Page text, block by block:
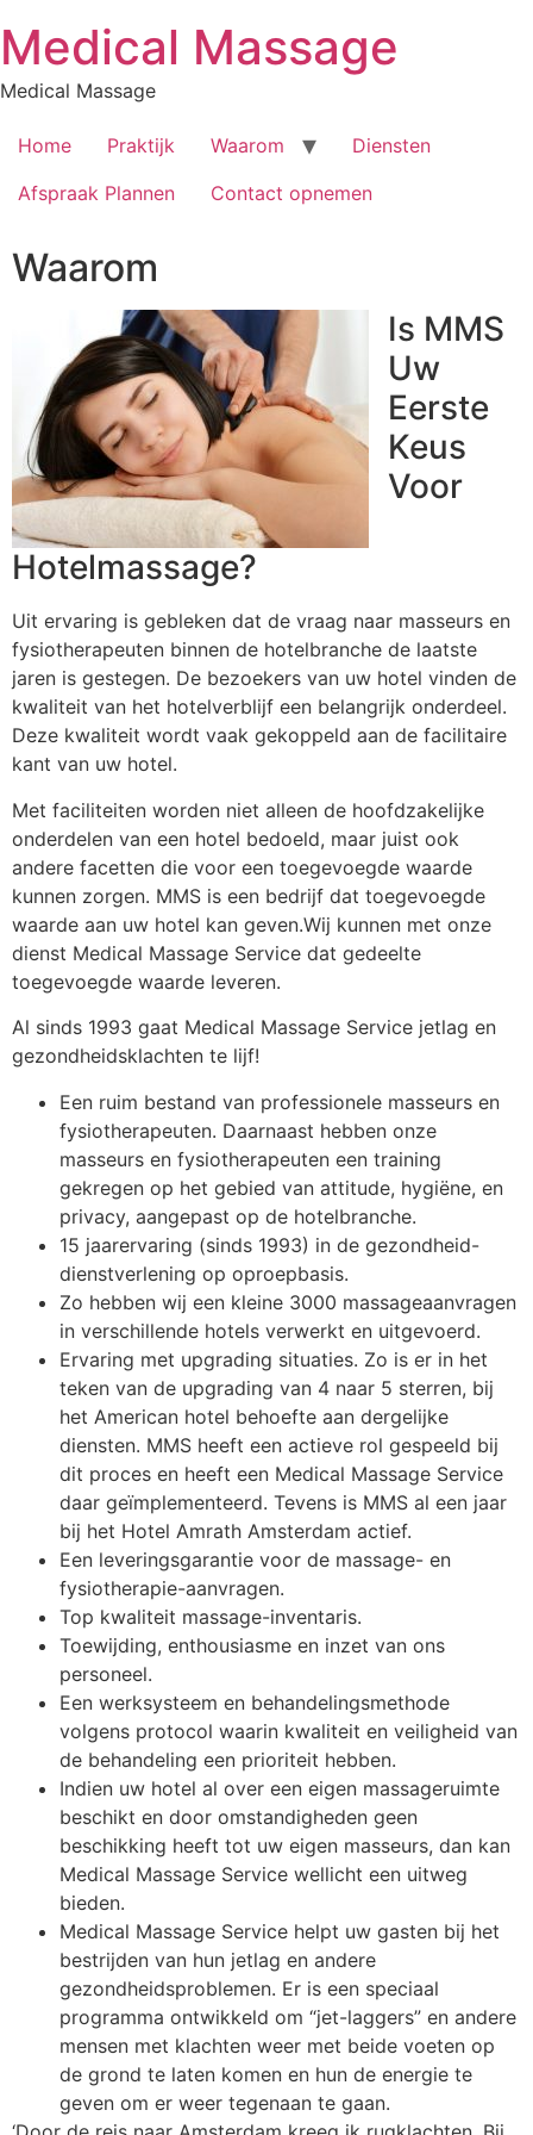
to
content
Medical Massage
Medical Massage
Home Praktijk Waarom
Diensten
Afspraak Plannen
Contact opnemen
Waarom
Is MMS
Uw
Eerste
Keus
Voor
Hotelmassage?
Uit ervaring is gebleken dat de vraag naar masseurs en
fysiotherapeuten binnen de hotelbranche de laatste
jaren is gestegen. De bezoekers van uw hotel vinden de
kwaliteit van het hotelverblijf een belangrijk onderdeel.
Deze kwaliteit wordt vaak gekoppeld aan de facilitaire
kant van uw hotel.
Met faciliteiten worden niet alleen de hoofdzakelijke
onderdelen van een hotel bedoeld, maar juist ook
andere facetten die voor een toegevoegde waarde
kunnen zorgen. MMS is een bedrijf dat toegevoegde
waarde aan uw hotel kan geven.Wij kunnen met onze
dienst Medical Massage Service dat gedeelte
toegevoegde waarde leveren.
Al sinds 1993 gaat Medical Massage Service jetlag en
gezondheidsklachten te lijf!
Een ruim bestand van professionele masseurs en
fysiotherapeuten. Daarnaast hebben onze
masseurs en fysiotherapeuten een training
gekregen op het gebied van attitude, hygiëne, en
privacy, aangepast op de hotelbranche.
15 jaarervaring (sinds 1993) in de gezondheid-
dienstverlening op oproepbasis.
Zo hebben wij een kleine 3000 massageaanvragen
in verschillende hotels verwerkt en uitgevoerd.
Ervaring met upgrading situaties. Zo is er in het
teken van de upgrading van 4 naar 5 sterren, bij
het American hotel behoefte aan dergelijke
diensten. MMS heeft een actieve rol gespeeld bij
dit proces en heeft een Medical Massage Service
daar geïmplementeerd. Tevens is MMS al een jaar
bij het Hotel Amrath Amsterdam actief.
Een leveringsgarantie voor de massage- en
fysiotherapie-aanvragen.
Top kwaliteit massage-inventaris.
Toewijding, enthousiasme en inzet van ons
personeel.
Een werksysteem en behandelingsmethode
volgens protocol waarin kwaliteit en veiligheid van
de behandeling een prioriteit hebben.
Indien uw hotel al over een eigen massageruimte
beschikt en door omstandigheden geen
beschikking heeft tot uw eigen masseurs, dan kan
Medical Massage Service wellicht een uitweg
bieden.
Medical Massage Service helpt uw gasten bij het
bestrijden van hun jetlag en andere
gezondheidsproblemen. Er is een speciaal
programma ontwikkeld om “jet-laggers” en andere
mensen met klachten weer met beide voeten op
de grond te laten komen en hun de energie te
geven om er weer tegenaan te gaan.